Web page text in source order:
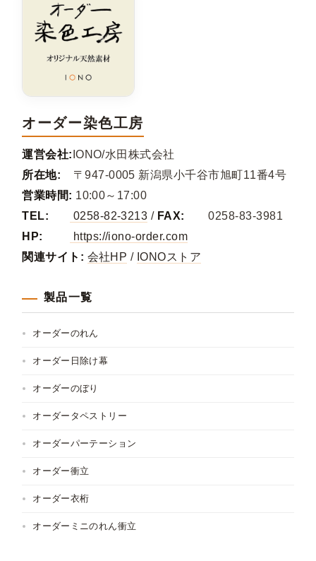
オーダー染色工房
運営会社: IONO/水田株式会社
所在地:
〒947-0005 新潟県小千谷市旭町11番4号
営業時間: 10:00～17:00
TEL:
0258-82-3213 / FAX:
0258-83-3981
HP:
https://iono-order.com
関連サイト: 会社HP / IONOストア
製品一覧
オーダーのれん
オーダー日除け幕
オーダーのぼり
オーダータペストリー
オーダーパーテーション
オーダー衝立
オーダー衣桁
オーダーミニのれん衝立